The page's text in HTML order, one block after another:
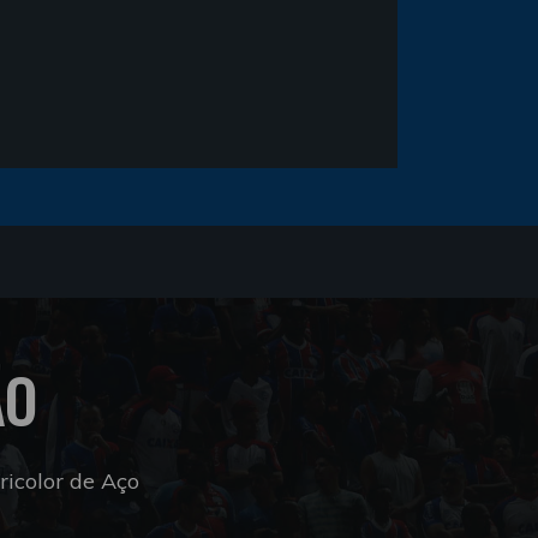
de Aço